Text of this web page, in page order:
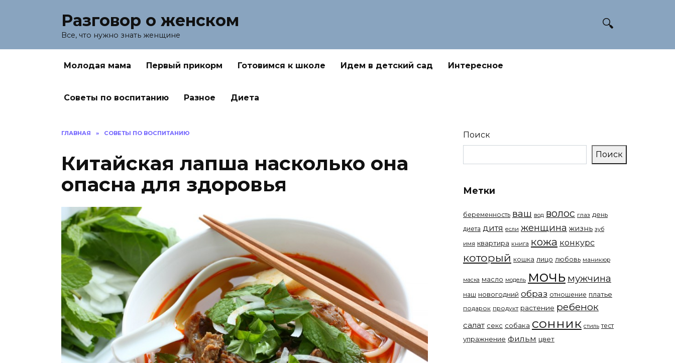
Разговор о женском
Все, что нужно знать женщине
Молодая мама Первый прикорм Готовимся к школе Идем в детский сад Интересное
Советы по воспитанию Разное Диета
ГЛАВНАЯ » СОВЕТЫ ПО ВОСПИТАНИЮ
Китайская лапша насколько она
опасна для здоровья
Поиск
Поиск
Метки
беременность ваш вод волос глаз день
диета дитя если женщина жизнь зуб
имя квартира книга кожа конкурс
который кошка лицо любовь маникюр
маска масло модель мочь мужчина
наш новогодний образ отношение платье
подарок продукт растение ребенок
салат секс собака сонник стиль тест
упражнение фильм цвет